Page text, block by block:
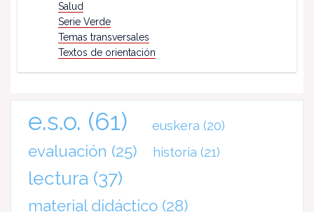
Salud
Serie Verde
Temas transversales
Textos de orientación
e.s.o. (61) euskera (20)
evaluación (25) historia (21)
lectura (37)
material didáctico (28)